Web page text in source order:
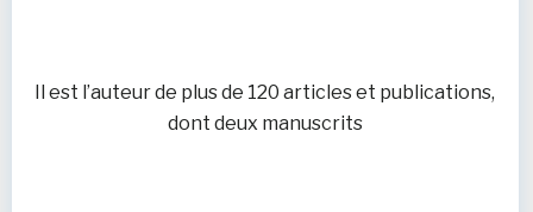
Il est l’auteur de plus de 120 articles et publications,
dont deux manuscrits